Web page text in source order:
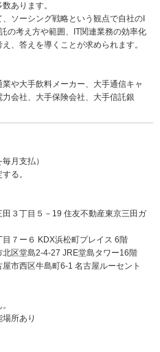
あります。
ソーシング戦略という観点で自社のI
の考え方や範囲、IT関連業務の効率化
、答えを導くことが求められます。
や大手飲料メーカー、大手通信キャ
会社、大手保険会社、大手信託銀
月支払）
る。
田３丁目５－19 住友不動産東京三田ガ
目７ー６ KDX浜松町プレイス 6階
北区堂島2-4-27 JRE堂島タワー16階
屋市西区牛島町6-1 名古屋ルーセント
所あり